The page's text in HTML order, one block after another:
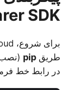
SDK
طریقpip(نصب
در رابط خط